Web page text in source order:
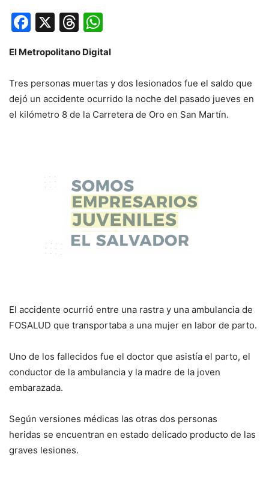
Facebook
X Threads
El Metropolitano Digital
Tres personas muertas y dos lesionados fue el saldo que
dejó un accidente ocurrido la noche del pasado jueves en
el kilómetro 8 de la Carretera de Oro en San Martín.
El accidente ocurrió entre una rastra y una ambulancia de
FOSALUD que transportaba a una mujer en labor de parto.
Uno de los fallecidos fue el doctor que asistía el parto, el
conductor de la ambulancia y la madre de la joven
embarazada.
Según versiones médicas las otras dos personas
heridas se encuentran en estado delicado producto de las
graves lesiones.